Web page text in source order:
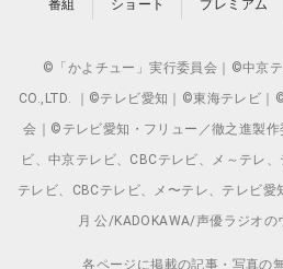
番組 ショート プレミアム
©「かよチュー」実行委員会｜©中京
CO.,LTD. ｜©テレビ愛知｜©東海テレビ
会｜©テレビ愛知・フリュー／徹之進製
ビ、中京テレビ、CBCテレビ、メ～テレ
テレビ、CBCテレビ、メ〜テレ、テレビ
月 公/KADOKAWA/声優ラジオ
各ページに掲載の記事・写真の